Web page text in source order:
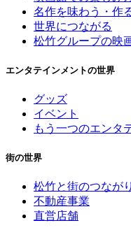
名作を味わう・作
世界につながる
松竹グループの映
エンタテインメントの世界
グッズ
イベント
もう一つのエンタ
街の世界
松竹と街のつながり
不動産事業
直営店舗